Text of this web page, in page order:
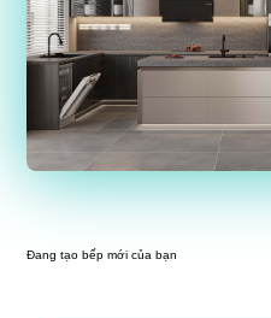
Đang tạo bếp mới của bạn